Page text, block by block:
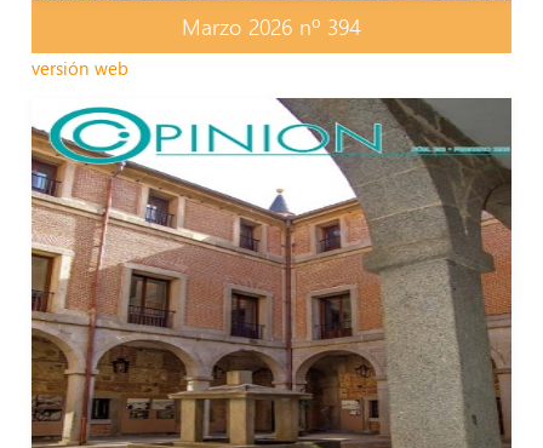
Marzo 2026 nº 394
versión web